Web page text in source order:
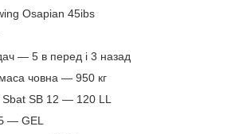
Osapian 45ibs
― 5 в перед і 3 назад
човна ― 950 кг
SB 12 ― 120 LL
― GEL